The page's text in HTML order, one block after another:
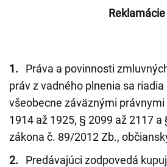
Reklamácie
1. Práva a povinnosti
práv z vadného plnenia sa
všeobecne záväznými
1914 až 1925, § 2099 až 2117 a
zákona č. 89/2012 Zb.,
2. Predávajúci zodpovedá